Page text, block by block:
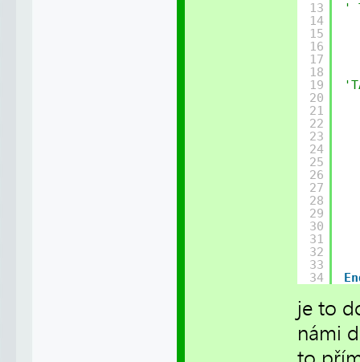
13
14
15
16
17
18
19
20
21
22
23
24
25
26
27
28
29
30
31
32
33
34
'
je to
námi